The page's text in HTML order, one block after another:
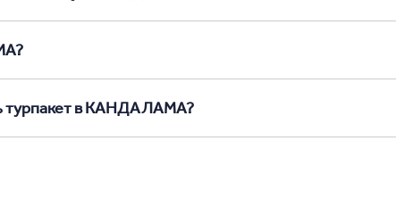
турпакет в КАНДАЛАМА?